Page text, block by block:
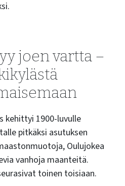
joen vartta –
kehittyi 1900-luvulle
pitkäksi asutuksen
Oulujokea
vanhoja maanteitä.
toinen toisiaan.